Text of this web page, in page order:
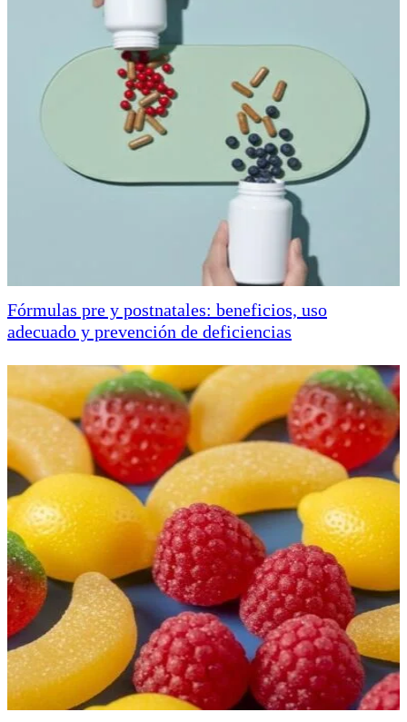
Fórmulas pre y postnatales: beneficios, uso
adecuado y prevención de deficiencias